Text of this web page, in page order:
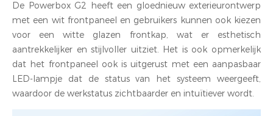
De Powerbox G2 heeft een gloednieuw exterieurontwerp
met een wit frontpaneel en gebruikers kunnen ook kiezen
voor een witte glazen frontkap, wat er esthetisch
aantrekkelijker en stijlvoller uitziet. Het is ook opmerkelijk
dat het frontpaneel ook is uitgerust met een aanpasbaar
LED-lampje dat de status van het systeem weergeeft,
waardoor de werkstatus zichtbaarder en intuïtiever wordt.